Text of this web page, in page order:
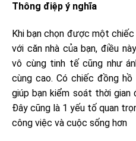
Thông điệp ý nghĩa
Khi bạn chọn được một
với căn nhà của bạn, điều
vô cùng tinh tế cũng như
cùng cao. Có chiếc đồng
giúp bạn kiểm soát thời gian
Đây cũng là 1 yếu tố quan
công việc và cuộc sống hơn